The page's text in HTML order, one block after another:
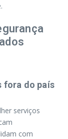
fora do país
serviços
com